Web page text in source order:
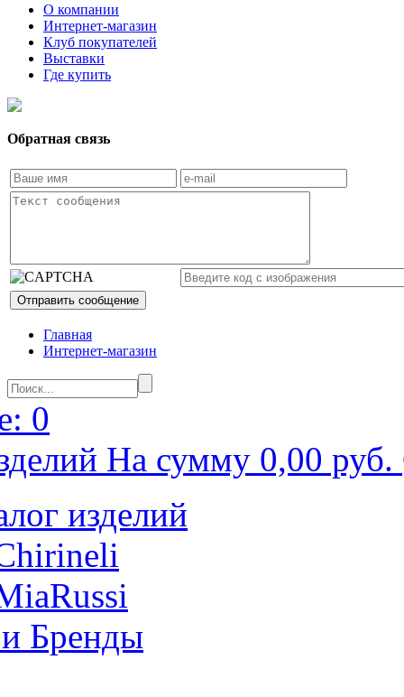
О компании
Интернет-магазин
Клуб покупателей
Выставки
Где купить
Обратная связь
Главная
Интернет-магазин
0
На сумму 0,00 руб.
изделий
Бренды